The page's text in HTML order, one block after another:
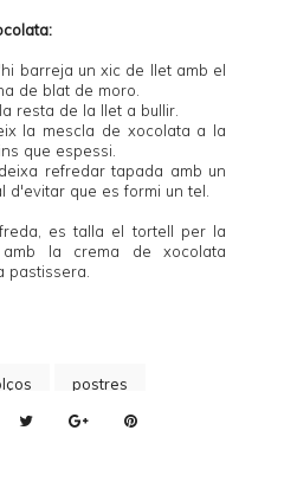
barreja un xic de llet amb el
de blat de moro.
resta de la llet a bullir.
la mescla de xocolata a la
que espessi.
refredar tapada amb un
d'evitar que es formi un tel.
es talla el tortell per la
la crema de xocolata
pastissera.
postres